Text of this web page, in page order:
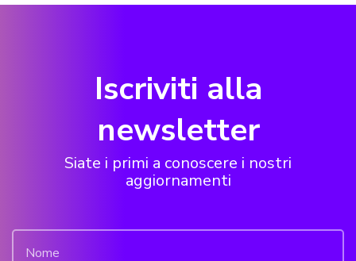
Iscriviti alla
newsletter
Siate i primi a conoscere i nostri
aggiornamenti